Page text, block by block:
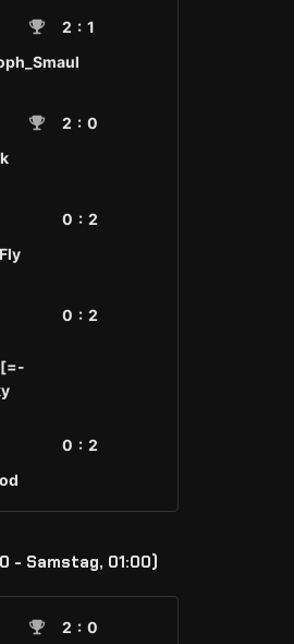
2 : 1
2 : 0
0 : 2
0 : 2
0 : 2
- Samstag, 01:00)
2 : 0